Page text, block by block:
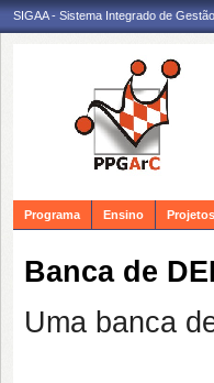
SIGAA - Sistema Integrado de
Programa Ensino
Banca de
Uma banca